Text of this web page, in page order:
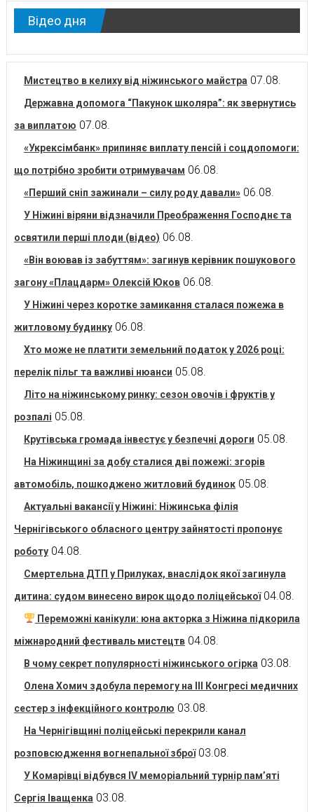
Відео дня
Мистецтво в келиху від ніжинського майстра 07.08.
Державна допомога “Пакунок школяра”: як звернутись
за виплатою 07.08.
«Укрексімбанк» припиняє виплату пенсій і соцдопомоги:
що потрібно зробити отримувачам 06.08.
«Перший сніп зажинали – силу роду давали» 06.08.
У Ніжині віряни відзначили Преображення Господнє та
освятили перші плоди (відео) 06.08.
«Він воював із забуттям»: загинув керівник пошукового
загону «Плацдарм» Олексій Юков 06.08.
У Ніжині через коротке замикання сталася пожежа в
житловому будинку 06.08.
Хто може не платити земельний податок у 2026 році:
перелік пільг та важливі нюанси 05.08.
Літо на ніжинському ринку: сезон овочів і фруктів у
розпалі 05.08.
Крутівська громада інвестує у безпечні дороги 05.08.
На Ніжинщині за добу сталися дві пожежі: згорів
автомобіль, пошкоджено житловий будинок 05.08.
Актуальні вакансії у Ніжині: Ніжинська філія
Чернігівського обласного центру зайнятості пропонує
роботу 04.08.
Смертельна ДТП у Прилуках, внаслідок якої загинула
дитина: судом винесено вирок щодо поліцейської 04.08.
Переможні канікули: юна акторка з Ніжина підкорила
міжнародний фестиваль мистецтв 04.08.
В чому секрет популярності ніжинського огірка 03.08.
Олена Хомич здобула перемогу на ІІІ Конгресі медичних
сестер з інфекційного контролю 03.08.
На Чернігівщині поліцейські перекрили канал
розповсюдження вогнепальної зброї 03.08.
У Комарівці відбувся IV меморіальний турнір пам’яті
Сергія Іващенка 03.08.